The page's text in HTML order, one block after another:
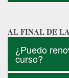
AL FINAL DE
¿Puedo
curso?